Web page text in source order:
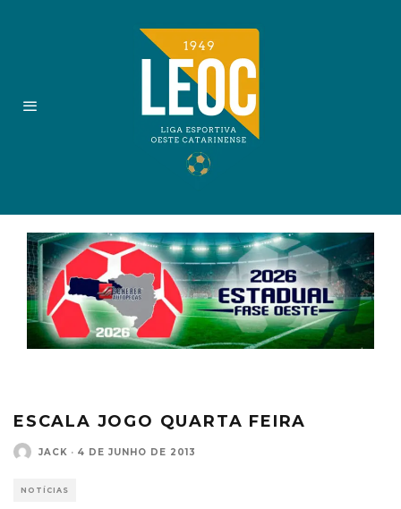
ESCALA JOGO QUARTA FEIRA
JACK · 4 DE JUNHO DE 2013
NOTÍCIAS